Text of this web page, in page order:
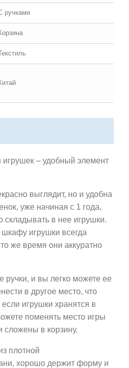
ручками
игрушек – удобный элемент
выглядит, но и удобна
уже начиная с 1 года,
складывать в нее игрушки.
игрушки всегда
же время они аккуратно
ручки, и вы легко можете ее
в другое место, что
если игрушки хранятся в
поменять место игры
сложены в корзину.
плотной
хорошо держит форму и